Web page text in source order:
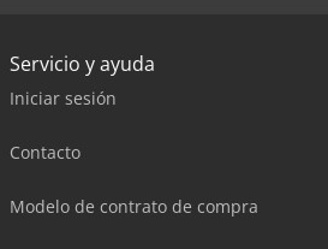
Servicio y ayuda
Iniciar sesión
Contacto
Modelo de contrato de compra